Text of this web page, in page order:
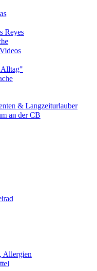
Reyes
& Langzeiturlauber
an der CB
Allergien